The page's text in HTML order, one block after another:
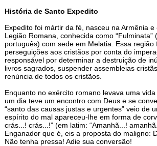
História de Santo Expedito
Expedito foi mártir da fé, nasceu na Armênia e
Legião Romana, conhecida como “Fulminata”
português) com sede em Melatia. Essa região
perseguições aos cristãos por conta do
responsável por determinar a destruição de
livros sagrados, suspender assembleias
renúncia de todos os cristãos.
Enquanto no exército romano levava uma
um dia teve um encontro com Deus e se
“santo das causas justas e urgentes” veio de
espírito do mal apareceu-lhe em forma de
crás...! crás...!” (em latim: “Amanhã...!
Enganador que é, eis a proposta do maligno:
Não tenha pressa! Adie sua conversão!